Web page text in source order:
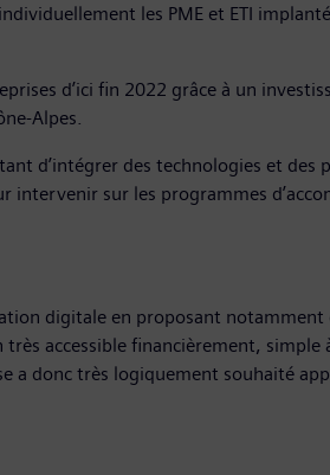
les PME et ETI
d’ici fin 2022 grâce à un
Alpes.
d’intégrer des technologies et des
intervenir sur les programmes
digitale en proposant
accessible financièrement,
donc très logiquement souhaité